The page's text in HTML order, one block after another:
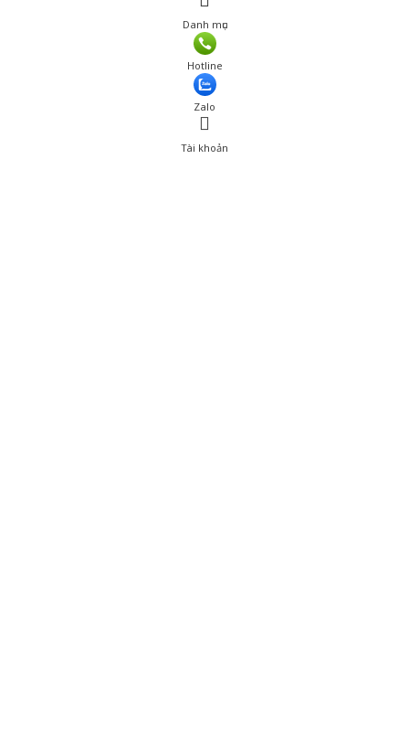
Danh mục
Hotline
Zalo
Tài khoản